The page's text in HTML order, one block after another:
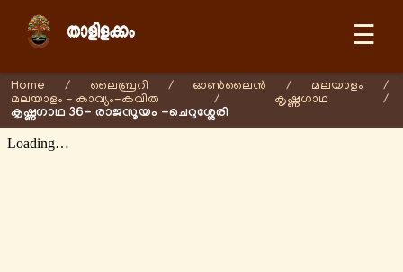
☰
Home / ലൈബ്രറി / ഓണ്‍ലൈന്‍ / മലയാളം
/
മലയാളം - കാവ്യം-കവിത
/ കൃഷ്ണഗാഥ /
കൃഷ്ണഗാഥ 36- രാജസൂയം -ചെറുശ്ശേരി